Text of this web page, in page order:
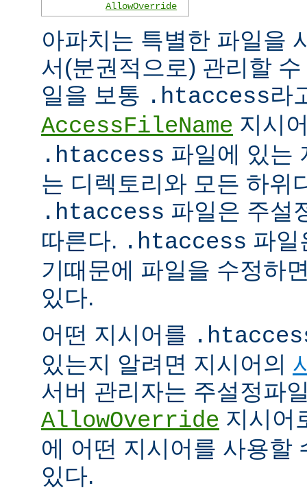
AllowOverride
아파치는 특별한 파일을
서(분권적으로) 관리할
일을 보통 .htaccess라
AccessFileName 지시
.htaccess 파일에 있는
는 디렉토리와 모든 하위
.htaccess 파일은 주설
따른다. .htaccess 파일
기때문에 파일을 수정하
있다.
어떤 지시어를
있는지 알려면 지시어의
서버 관리자는 주설정파
AllowOverride 지시어
에 어떤 지시어를 사용할
있다.